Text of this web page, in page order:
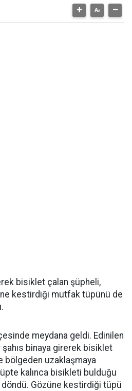
bisiklet çalan şüpheli,
kestirdiği mutfak tüpünü de
meydana geldi. Edinilen
binaya girerek bisiklet
bölgeden uzaklaşmaya
kalınca bisikleti bulduğu
Gözüne kestirdiği tüpü